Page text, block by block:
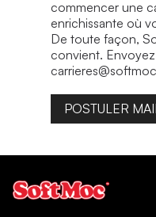
commencer une
enrichissante où
De toute façon,
convient.
POSTULER